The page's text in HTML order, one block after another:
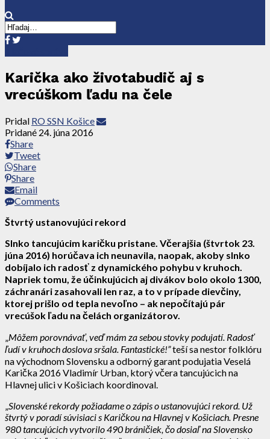
Karička ako životabudič aj s
vrecúškom ľadu na čele
Pridal RO SSN Košice
Pridané 24. júna 2016
Share
Tweet
Share
Share
Email
Comments
Štvrtý ustanovujúci rekord
Slnko tancujúcim karičku pristane. Včerajšia (štvrtok 23.
júna 2016) horúčava ich neunavila, naopak, akoby slnko
dobíjalo ich radosť z dynamického pohybu v kruhoch.
Napriek tomu, že účinkujúcich aj divákov bolo okolo 1300,
záchranári zasahovali len raz, a to v prípade dievčiny,
ktorej prišlo od tepla nevoľno – ak nepočítajú pár
vrecúšok ľadu na čelách organizátorov.
Môžem porovnávať, veď mám za sebou stovky podujatí. Radosť
ľudí v kruhoch doslova sršala. Fantastické!”teší sa nestor folklóru
na východnom Slovensku a odborný garant podujatia Veselá
Karička 2016 Vladimír Urban, ktorý včera tancujúcich na
Hlavnej ulici v Košiciach koordinoval.
Slovenské rekordy požiadame o zápis o ustanovujúci rekord. Už
štvrtý v poradí súvisiaci s Karičkou na Hlavnej v Košiciach. Presne
980 tancujúcich vytvorilo 490 bráničiek, čo dosiaľ na Slovensko